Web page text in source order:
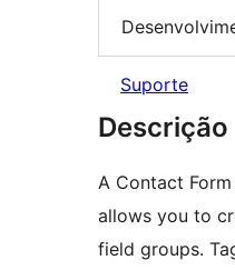
Suporte
Descrição
A Contact
allows you to
field groups.